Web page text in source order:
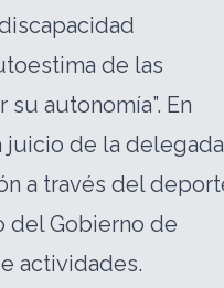
de las
autonomía”. En
de la
a través del
del Gobierno de
actividades.